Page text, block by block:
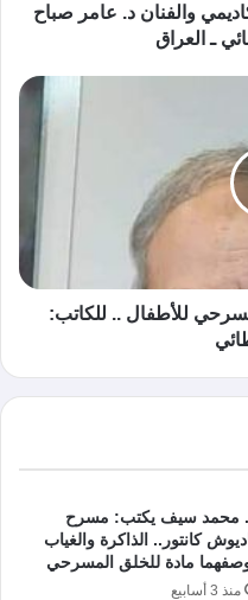
والفنان د. عامر صباح
ـ العراق
للأطفال .. للكاتب:
محمد سيف يكتب: مسرح
كانتور.. الذاكرة والغياب
مادة للخلق المسرحي
منذ 3 أسابيع